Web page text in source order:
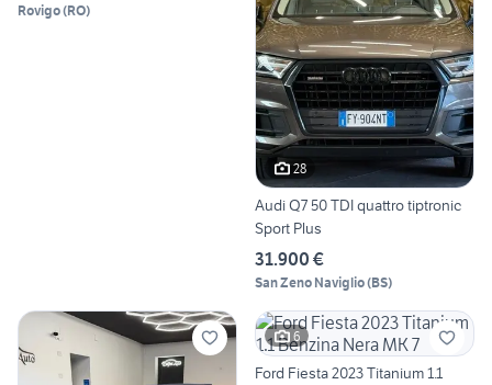
Rovigo(RO)
28
Audi Q7 50 TDI quattro tiptronic
Sport Plus
31.900 €
San Zeno Naviglio(BS)
6
Ford Fiesta 2023 Titanium 1.1